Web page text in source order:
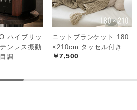
ハイブリッ
ンレス振動
調
ニットブランケット 180
×210cm タッセル付き
￥7,500